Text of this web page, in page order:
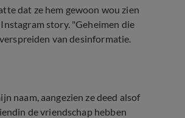
dat ze hem gewoon wou zien
story. "Geheimen die
van desinformatie.
naam, aangezien ze deed alsof
de vriendschap hebben